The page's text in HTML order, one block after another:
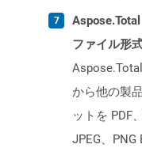
ファイル形
から他の製
ットを PDF
JPEG、